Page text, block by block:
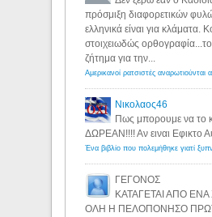
πρόσμιξη διαφορετικών
ελληνικά είναι για κλάματα.
στοιχειωδώς
ζήτημα για την...
Νικολαος46
Πως μπορουμε να το
ΔΩΡΕΑΝ!!!! Αν ειναι Εφικτο
ΓΕΓΟΝΟΣ
ΚΑΤΑΓΕΤΑΙ ΑΠΟ
ΟΛΗ Η ΠΕΛΟΠΟΝΗΣΟ